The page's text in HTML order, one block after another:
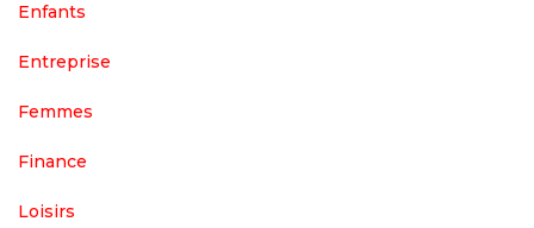
Enfants
Entreprise
Femmes
Finance
Loisirs